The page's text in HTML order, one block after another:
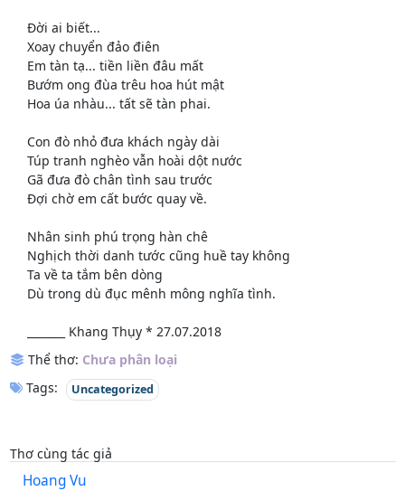
Đời ai biết...
Xoay chuyển đảo điên
Em tàn tạ... tiền liền đâu mất
Bướm ong đùa trêu hoa hút mật
Hoa úa nhàu... tất sẽ tàn phai.
Con đò nhỏ đưa khách ngày dài
Túp tranh nghèo vẫn hoài dột nước
Gã đưa đò chân tình sau trước
Đợi chờ em cất bước quay về.
Nhân sinh phú trọng hàn chê
Nghịch thời danh tước cũng huề tay không
Ta về ta tắm bên dòng
Dù trong dù đục mênh mông nghĩa tình.
_______ Khang Thụy * 27.07.2018
Thể thơ: Chưa phân loại
Tags:
Uncategorized
Thơ cùng tác giả
Hoang Vu